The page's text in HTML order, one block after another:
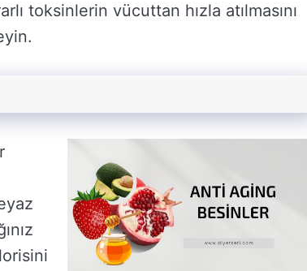
toksinlerin vücuttan hızla atılmasını